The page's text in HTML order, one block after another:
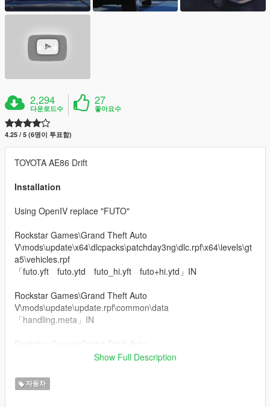
2,294
다운로드수
27
좋아요수
4.25 / 5 (6명이 투표함)
TOYOTA AE86 Drift
Installation
Using OpenIV replace "FUTO"
Rockstar Games\Grand Theft Auto
V\mods\update\x64\dlcpacks\patchday3ng\dlc.rpf\x64\levels\gt
a5\vehicles.rpf
「futo.yft futo.ytd futo_hi.yft futo+hi.ytd」IN
Rockstar Games\Grand Theft Auto
V\mods\update\update.rpf\common\data
「handling.meta」IN
V\mods\update\update.rpf\common\data\levels\gta5
Show Full Description
자동차